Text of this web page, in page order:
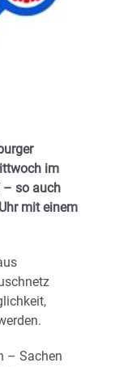
im
– so auch
mit einem
– Sachen